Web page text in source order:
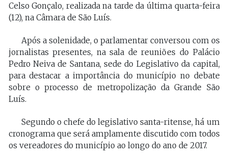
Celso Gonçalo, realizada na tarde da última quarta-feira
(12), na Câmara de São Luís.
Após a solenidade, o parlamentar conversou com os
jornalistas presentes, na sala de reuniões do Palácio
Pedro Neiva de Santana, sede do Legislativo da capital,
para destacar a importância do município no debate
sobre o processo de metropolização da Grande São
Luís.
Segundo o chefe do legislativo santa-ritense, há um
cronograma que será amplamente discutido com todos
os vereadores do município ao longo do ano de 2017.